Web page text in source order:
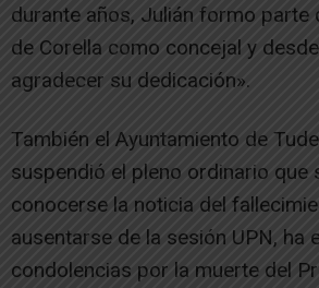
durante años, Julián formo parte
de Corella como concejal y
agradecer su dedicación».
También el Ayuntamiento de
suspendió el pleno ordinario que
conocerse la noticia del
ausentarse de la sesión UPN, ha
condolencias por la muerte del